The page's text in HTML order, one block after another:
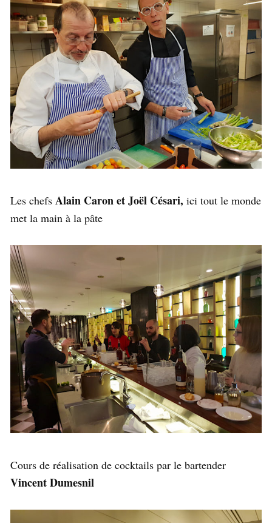
Les chefs Alain Caron et Joël Césari, ici tout le monde
met la main à la pâte
Cours de réalisation de cocktails par le bartender
Vincent Dumesnil